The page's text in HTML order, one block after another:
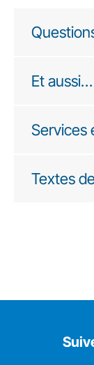
Et aussi…
Services
Textes